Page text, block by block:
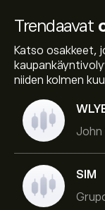
Trendaavat
Katso osakkeet,
niiden kolmen
John
SIM